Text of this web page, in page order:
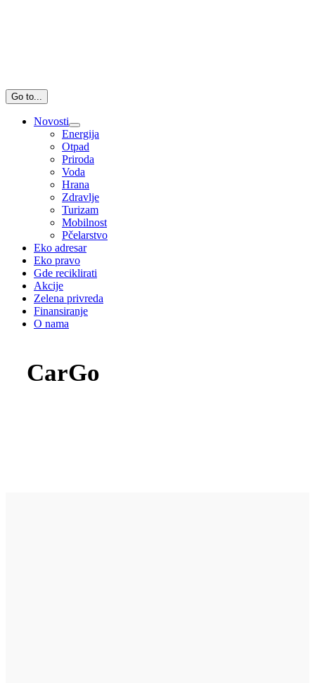
Go to...
Novosti
Energija
Otpad
Priroda
Voda
Hrana
Zdravlje
Turizam
Mobilnost
Pčelarstvo
Eko adresar
Eko pravo
Gde reciklirati
Akcije
Zelena privreda
Finansiranje
O nama
CarGo